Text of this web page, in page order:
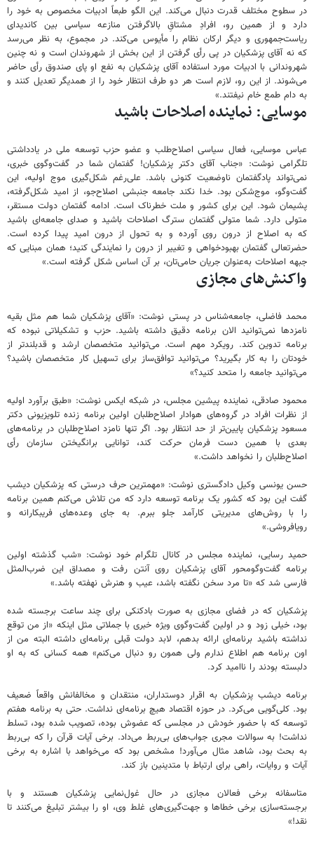
در سطوح مختلف قدرت دنبال می‌کند. این الگو طبعاً ادبیات مخصوص به خود را
دارد و از همین رو، افرادِ مشتاقِ بالاگرفتن منازعه سیاسی بین کاندیدای
ریاست‌جمهوری و دیگر ارکان نظام را مأیوس می‌کند. در مجموع، به نظر می‌رسد
که نه آقای پزشکیان در پی رأی گرفتن از این بخش از شهروندان است و نه چنین
شهروندانی با ادبیات مورد استفاده آقای پزشکیان به نفع او پای صندوق رأی حاضر
می‌شوند. از این رو، لازم است هر دو طرف انتظار خود را از همدیگر تعدیل کنند و
به دام طمع خام نیفتند.»
موسایی: نماینده اصلاحات باشید
عباس موسایی، فعال سیاسی اصلاح‌طلب و عضو حزب توسعه ملی در یادداشتی
تلگرامی نوشت: «جناب آقای دکتر پزشکیان! گفتمان شما در گفت‌وگوی خبری،
نمی‌تواند پادگفتمان ناوضعیت کنونی باشد. علی‌رغم شکل‌گیری موج اولیه، این
گفت‌وگو، موج‌شکن بود. خدا نکند جامعه جنبشی اصلاح‌جو، از امید شکل‌گرفته،
پشیمان شود. این برای کشور و ملت خطرناک است. ادامه گفتمان دولت مستقر،
متولی دارد. شما متولی گفتمان سترگ اصلاحات باشید و صدای جامعه‌ای باشید
که به اصلاح از درون روی آورده و به تحول از درون امید پیدا کرده است.
حضرتعالی گفتمان بهبودخواهی و تغییر از درون را نمایندگی کنید؛ همان مبنایی که
جبهه اصلاحات به‌عنوان جریان حامی‌تان، بر آن اساس شکل گرفته است.»
واکنش‌های مجازی
محمد فاضلی، جامعه‌شناس در پستی نوشت: «آقای پزشکیان شما هم مثل بقیه
نامزدها نمی‌توانید الان برنامه دقیق داشته باشید. حزب و تشکیلاتی نبوده که
برنامه تدوین کند. رویکرد مهم است. می‌توانید متخصصان ارشد و قدبلندتر از
خودتان را به کار بگیرید؟ می‌توانید توافق‌ساز برای تسهیل کار متخصصان باشید؟
می‌توانید جامعه را متحد کنید؟»
محمود صادقی، نماینده پیشین مجلس، در شبکه ایکس نوشت: «طبق برآورد اولیه
از نظرات افراد در گروه‌های هوادار اصلاح‌طلبان اولین برنامه زنده تلویزیونی دکتر
مسعود پزشکیان پایین‌تر از حد انتظار بود. اگر تنها نامزد اصلاح‌طلبان در برنامه‌های
بعدی با همین دست فرمان حرکت کند، توانایی برانگیختن سازمان رأی
اصلاح‌طلبان را نخواهد داشت.»
حسن یونسی وکیل دادگستری نوشت: «مهمترین حرف درستی که پزشکیان دیشب
گفت این بود که کشور یک برنامه توسعه دارد که من تلاش می‌کنم همین برنامه
را با روش‌های مدیریتی کارآمد جلو ببرم. به جای وعده‌های فریبکارانه و
رویافروشی.»
حمید رسایی، نماینده مجلس در کانال تلگرام خود نوشت: «شب گذشته اولین
برنامه گفت‌وگومحور آقای پزشکیان روی آنتن رفت و مصداق این‌ ضرب‌المثل
فارسی شد که «تا مرد سخن نگفته باشد، عیب و هنرش نهفته باشد.»
پزشکیان که در فضای مجازی به صورت بادکنکی برای چند ساعت برجسته شده
بود، خیلی زود و در اولین گفت‌وگوی ویژه خبری با جملاتی مثل اینکه «از من توقع
نداشته باشید برنامه‌ای ارائه بدهم، لابد دولت قبلی برنامه‌ای داشته البته من از
اون برنامه هم اطلاع ندارم ولی همون رو دنبال می‌کنم» همه کسانی که به او
دلبسته بودند را ناامید کرد.
برنامه دیشب پزشکیان به اقرار دوستداران، منتقدان و مخالفانش واقعاً ضعیف
بود. کلی‌گویی می‌کرد. در حوزه اقتصاد هیچ برنامه‌ای نداشت. حتی به برنامه هفتم
توسعه که با حضور خودش در مجلسی که عضوش بوده، تصویب شده بود، تسلط
نداشت! به سوالات مجری جواب‌های بی‌ربط می‌داد. برخی آیات قرآن را که بی‌ربط
به بحث بود، شاهد مثال می‌آورد! مشخص بود که می‌خواهد با اشاره به برخی
آیات و روایات، راهی برای ارتباط با متدینین باز کند.
متاسفانه برخی فعالان مجازی در حال غول‌نمایی پزشکیان هستند و با
برجسته‌سازی برخی خطاها و جهت‌گیری‌های غلط وی، او را بیشتر تبلیغ می‌کنند تا
نقد!»